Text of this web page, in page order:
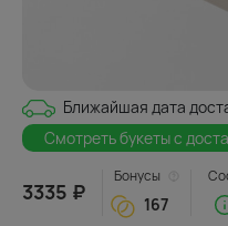
Ближайшая дата
Смотреть букеты с
3335 ₽
Бонусы
167